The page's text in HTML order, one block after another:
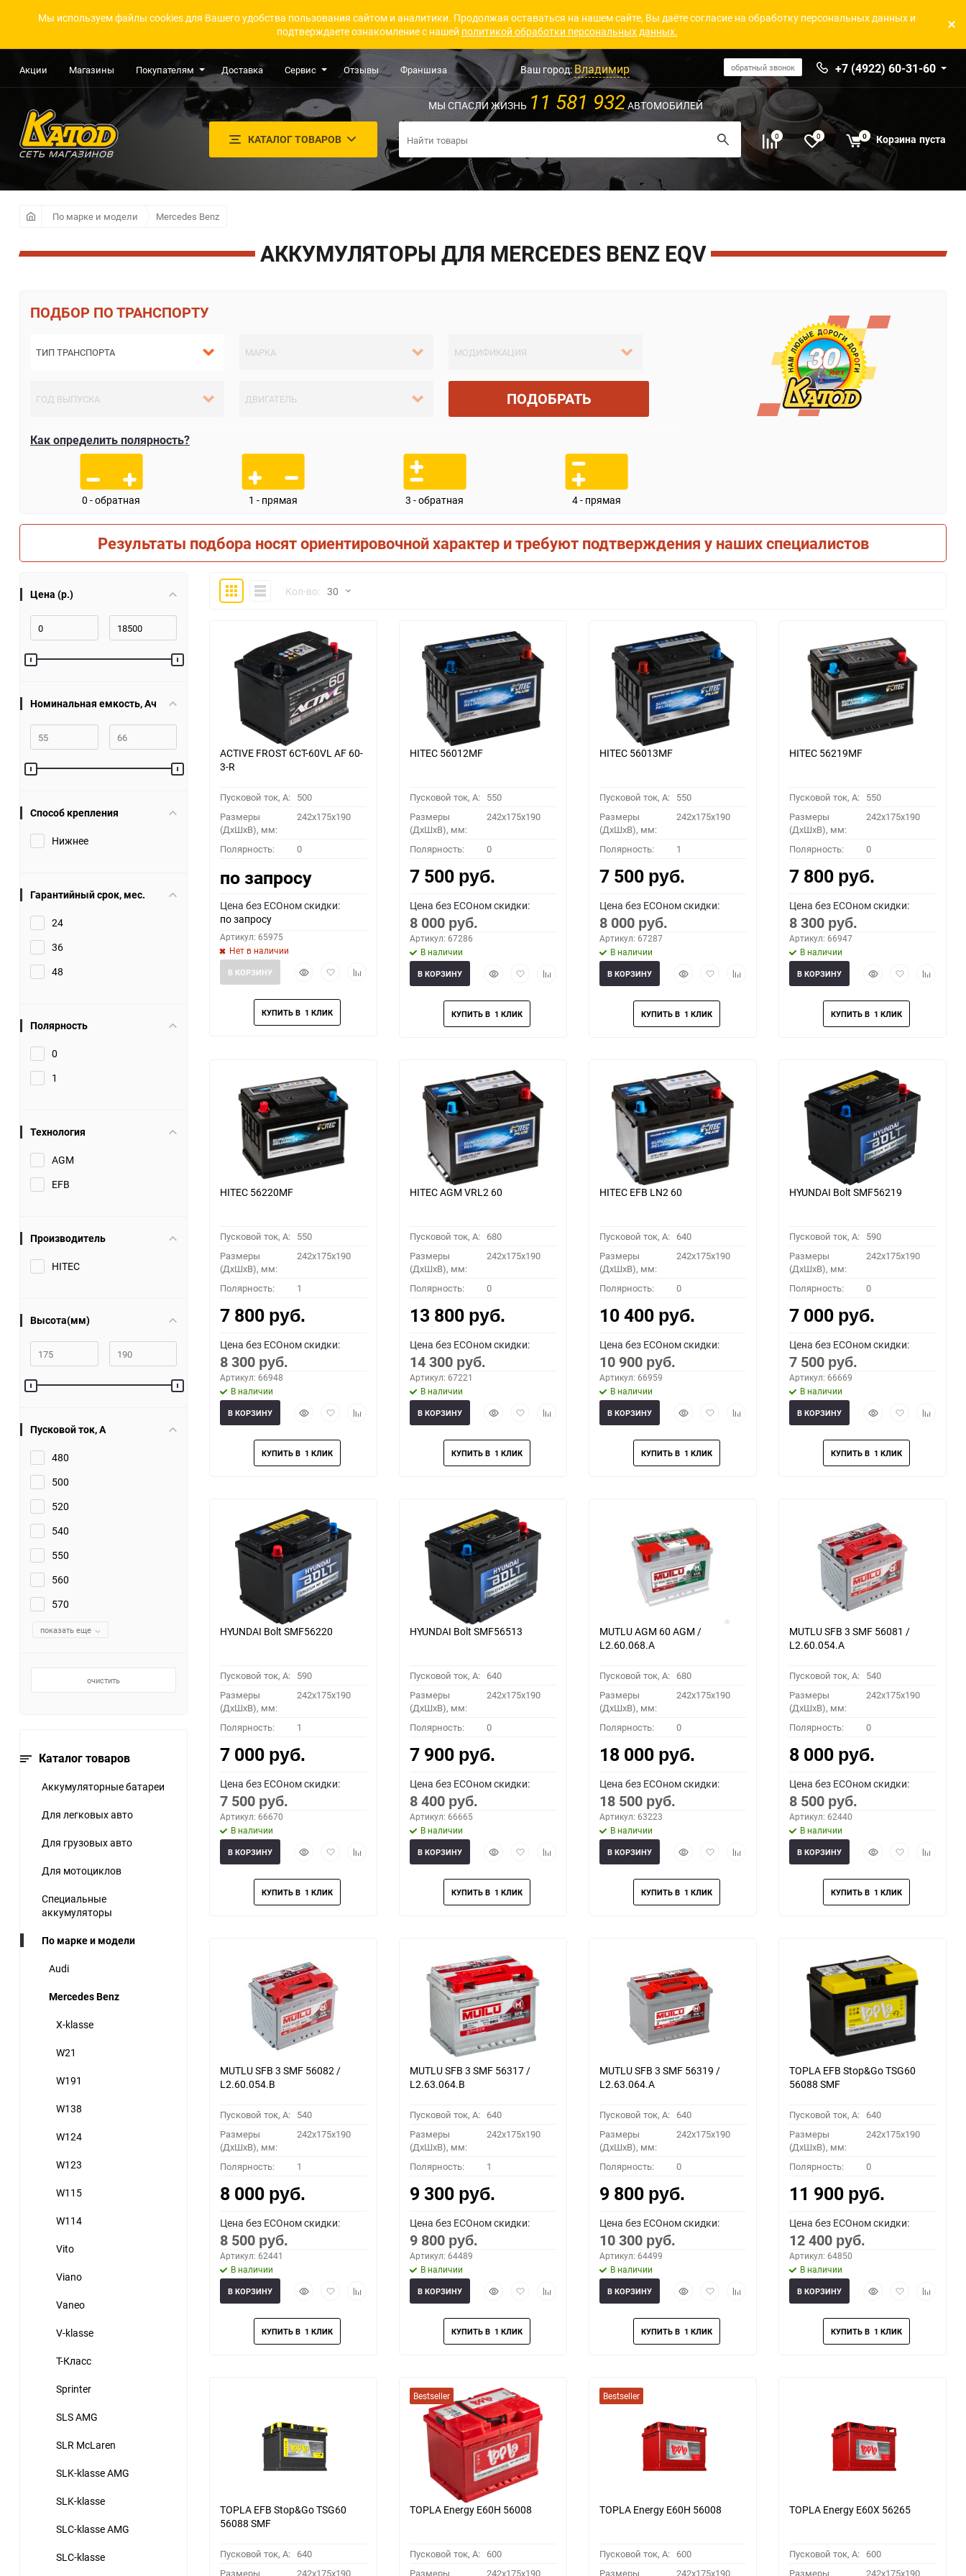
Мы используем файлы cookies для Вашего удобства пользования сайтом и аналитики. Продолжая оставаться на нашем сайте, Вы даёте согласие на обработку персональных данных и
подтверждаете ознакомление с нашей политикой обработки персональных данных.
Акции Магазины Покупателям Доставка Сервис Отзывы Франшиза Ваш город:Владимир обратный звонок +7 (4922) 60-31-60
КАТАЛОГ ТОВАРОВ
МЫ СПАСЛИ ЖИЗНЬ 11 581 932АВТОМОБИЛЕЙ
0 0 0 Корзина пуста
По марке и модели Mercedes Benz
АККУМУЛЯТОРЫ ДЛЯ MERCEDES BENZ EQV
ПО ТРАНСПОРТУ
ПОДОБРАТЬ
Как определить полярность?
0 - обратная 1 - прямая 3 - обратная 4 - прямая
Результаты подбора носят ориентировочной характер и требуют подтверждения у наших специалистов
Цена (р.)
Номинальная емкость, Ач
Способ крепления
Нижнее
Гарантийный срок, мес.
24
36
48
Полярность
0
1
Технология
AGM
EFB
Производитель
HITEC
Высота(мм)
Пусковой ток, A
480
500
520
540
550
560
570
показать еще
очистить
Каталог товаров
Аккумуляторные батареи
Для легковых авто
Для грузовых авто
Для мотоциклов
Специальные
аккумуляторы
По марке и модели
Audi
Mercedes Benz
X-klasse
W21
W191
W138
W124
W123
W115
W114
Vito
Viano
Vaneo
V-klasse
T-Класс
Sprinter
SLS AMG
SLR McLaren
SLK-klasse AMG
SLK-klasse
SLC-klasse AMG
SLC-klasse
ПлиткаКомпактноКол-во: 30
30
60
90
150
ACTIVE FROST 6СТ-60VL АF 60-
3-R
Пусковой ток, A: 500
Размеры
(ДхШхВ), мм:
242x175x190
Полярность: 0
по запросу
Цена без ECOном скидки:
по запросу
Артикул: 65975
Нет в наличии
БыстрыйДобавить
избранное
Добавить
В КОРЗИНУ
HITEC 56012MF
Пусковой ток, A: 550
Размеры
(ДхШхВ), мм:
242x175x190
Полярность: 0
7 500 руб.
Цена без ECOном скидки:
8 000 руб.
Артикул: 67286
В наличии
БыстрыйДобавить
избранное
Добавить
В КОРЗИНУ
HITEC 56013MF
Пусковой ток, A: 550
Размеры
(ДхШхВ), мм:
242x175x190
Полярность: 1
7 500 руб.
Цена без ECOном скидки:
8 000 руб.
Артикул: 67287
В наличии
БыстрыйДобавить
избранное
Добавить
В КОРЗИНУ
HITEC 56219MF
Пусковой ток, A: 550
Размеры
(ДхШхВ), мм:
242x175x190
Полярность: 0
7 800 руб.
Цена без ECOном скидки:
8 300 руб.
Артикул: 66947
В наличии
БыстрыйДобавить
избранное
Добавить
В КОРЗИНУ
HITEC 56220MF
Пусковой ток, A: 550
Размеры
(ДхШхВ), мм:
242x175x190
Полярность: 1
7 800 руб.
Цена без ECOном скидки:
8 300 руб.
Артикул: 66948
В наличии
БыстрыйДобавить
избранное
Добавить
В КОРЗИНУ
HITEC AGM VRL2 60
Пусковой ток, A: 680
Размеры
(ДхШхВ), мм:
242x175x190
Полярность: 0
13 800 руб.
Цена без ECOном скидки:
14 300 руб.
Артикул: 67221
В наличии
БыстрыйДобавить
избранное
Добавить
В КОРЗИНУ
HITEC EFB LN2 60
Пусковой ток, A: 640
Размеры
(ДхШхВ), мм:
242x175x190
Полярность: 0
10 400 руб.
Цена без ECOном скидки:
10 900 руб.
Артикул: 66959
В наличии
БыстрыйДобавить
избранное
Добавить
В КОРЗИНУ
HYUNDAI Bolt SMF56219
Пусковой ток, A: 590
Размеры
(ДхШхВ), мм:
242x175x190
Полярность: 0
7 000 руб.
Цена без ECOном скидки:
7 500 руб.
Артикул: 66669
В наличии
БыстрыйДобавить
избранное
Добавить
В КОРЗИНУ
HYUNDAI Bolt SMF56220
Пусковой ток, A: 590
Размеры
(ДхШхВ), мм:
242x175x190
Полярность: 1
7 000 руб.
Цена без ECOном скидки:
7 500 руб.
Артикул: 66670
В наличии
БыстрыйДобавить
избранное
Добавить
В КОРЗИНУ
HYUNDAI Bolt SMF56513
Пусковой ток, A: 640
Размеры
(ДхШхВ), мм:
242x175x190
Полярность: 0
7 900 руб.
Цена без ECOном скидки:
8 400 руб.
Артикул: 66665
В наличии
БыстрыйДобавить
избранное
Добавить
В КОРЗИНУ
MUTLU AGM 60 AGM /
L2.60.068.A
Пусковой ток, A: 680
Размеры
(ДхШхВ), мм:
242x175x190
Полярность: 0
18 000 руб.
Цена без ECOном скидки:
18 500 руб.
Артикул: 63223
В наличии
БыстрыйДобавить
избранное
Добавить
В КОРЗИНУ
MUTLU SFB 3 SMF 56081 /
L2.60.054.A
Пусковой ток, A: 540
Размеры
(ДхШхВ), мм:
242x175x190
Полярность: 0
8 000 руб.
Цена без ECOном скидки:
8 500 руб.
Артикул: 62440
В наличии
БыстрыйДобавить
избранное
Добавить
В КОРЗИНУ
MUTLU SFB 3 SMF 56082 /
L2.60.054.B
Пусковой ток, A: 540
Размеры
(ДхШхВ), мм:
242x175x190
Полярность: 1
8 000 руб.
Цена без ECOном скидки:
8 500 руб.
Артикул: 62441
В наличии
БыстрыйДобавить
избранное
Добавить
В КОРЗИНУ
MUTLU SFB 3 SMF 56317 /
L2.63.064.B
Пусковой ток, A: 640
Размеры
(ДхШхВ), мм:
242x175x190
Полярность: 1
9 300 руб.
Цена без ECOном скидки:
9 800 руб.
Артикул: 64489
В наличии
БыстрыйДобавить
избранное
Добавить
В КОРЗИНУ
MUTLU SFB 3 SMF 56319 /
L2.63.064.А
Пусковой ток, A: 640
Размеры
(ДхШхВ), мм:
242x175x190
Полярность: 0
9 800 руб.
Цена без ECOном скидки:
10 300 руб.
Артикул: 64499
В наличии
БыстрыйДобавить
избранное
Добавить
В КОРЗИНУ
TOPLA EFB Stop&Go TSG60
56088 SMF
Пусковой ток, A: 640
Размеры
(ДхШхВ), мм:
242x175x190
Полярность: 0
11 900 руб.
Цена без ECOном скидки:
12 400 руб.
Артикул: 64850
В наличии
БыстрыйДобавить
избранное
Добавить
В КОРЗИНУ
TOPLA EFB Stop&Go TSG60
56088 SMF
Пусковой ток, A: 640
Bestseller
TOPLA Energy E60H 56008
Пусковой ток, A: 600
Bestseller
TOPLA Energy E60H 56008
Пусковой ток, A: 600
TOPLA Energy E60X 56265
Пусковой ток, A: 600